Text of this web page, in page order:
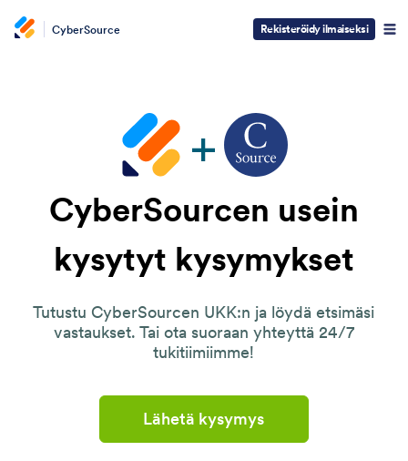
CyberSource Rekisteröidy ilmaiseksi
CyberSourcen usein
kysytyt kysymykset
Tutustu CyberSourcen UKK:n ja löydä etsimäsi
vastaukset. Tai ota suoraan yhteyttä 24/7
tukitiimiimme!
Lähetä kysymys